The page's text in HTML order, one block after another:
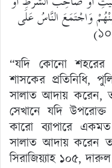
وَاجْتَمَعَ النَّاسُ عَلَى
“যদি কোনো শহরের
শাসকের প্রতিনিধি,
সালাত আদায় করেন,
সেখানে যদি
কারো ব্যাপারে
সালাত আদায় করেন
সিরাজিয়্যাহ ১০৫,